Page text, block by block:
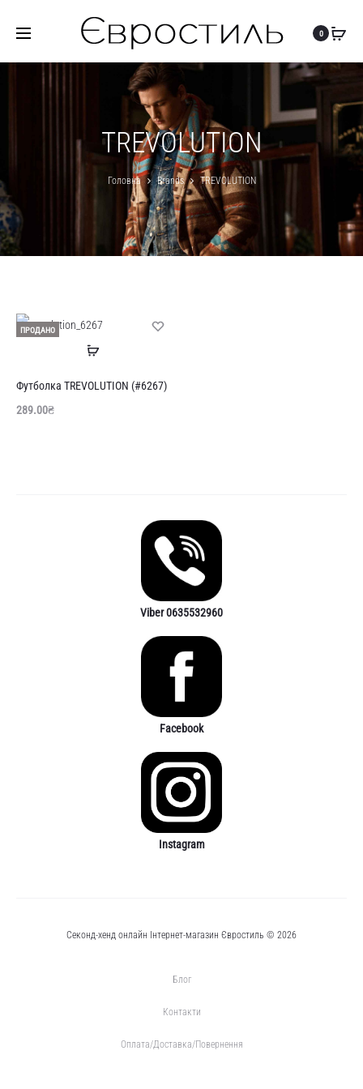
0
TREVOLUTION
Головна Brands TREVOLUTION
ПРОДАНО
Читати
Футболка TREVOLUTION (#6267)
289.00₴
Viber 0635532960
Facebook
Instagram
Секонд-хенд онлайн Інтернет-магазин Євростиль © 2026
Блог
Контакти
Оплата/Доставка/Повернення